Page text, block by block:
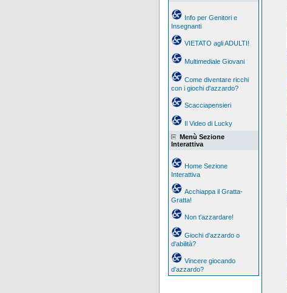
Info per Genitori e
Insegnanti
VIETATO agli ADULTI!
Multimediale Giovani
Come diventare ricchi
con i giochi d'azzardo?
Scacciapensieri
Il Video di Lucky
Menù Sezione
Interattiva
Home Sezione
Interattiva
Acchiappa il Gratta-
Gratta!
Non t'azzardare!
Giochi d'azzardo o
d'abilità?
Vincere giocando
d'azzardo?